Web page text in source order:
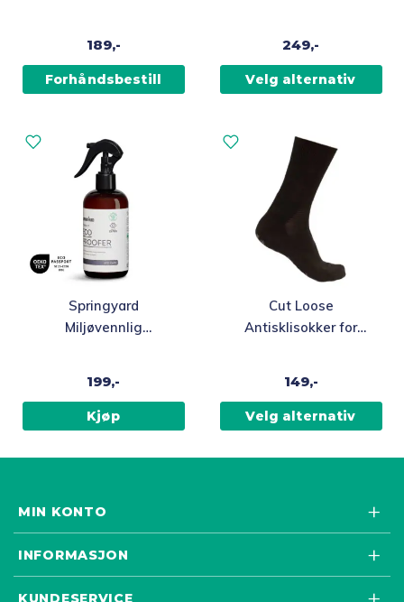
189,-
Forhåndsbestill
249,-
Velg alternativ
Alternativene
kan
på
produktsiden
Springyard
Miljøvennlig
199,-
Kjøp
Cut Loose
Antisklisokker for
149,-
Velg alternativ
produktet
Alternativene
kan
MIN KONTO
INFORMASJON
KUNDESERVICE